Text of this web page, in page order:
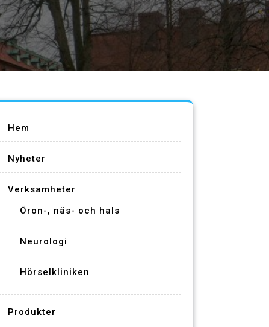
Hem
Nyheter
Verksamheter
Öron-, näs- och hals
Neurologi
Hörselkliniken
Produkter